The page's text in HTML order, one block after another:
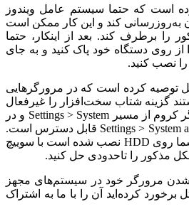
است که حتما سیستم عامل ویندوز
به‌روزرسانی کند و این کار ممکن است
را برطرف کند. بعد از اینکار، حتما
از روی دستگاه خود پاک کنید و به جای
توصیه کرده است که در مرورگرهایی
گزینه شتاب‌ سخت‌افزار را غیرفعال
کنید که این گزینه در مرورگر کروم از مسیر Settings > System و در
اج از مسیر Settings > System and Performance قابل دسترس است.
همچنین اگر سیستم‌عامل شما روی HDD نصب شده است با سوییچ
مرورگر خود در سیستم‌های مجهز
نسل ۱۲ اینتل برخورد کرده‌اید آن را با ما به اشتراک‌